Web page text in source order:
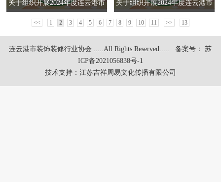
关于组织开展2024年度连云港市
装饰装修行业先进工作者的通知
关于组织开展2024年度连云港市
装饰装修行业优秀项目经理的通
知
<< 1 2 3 4 5 6 7 8 9 10 11 >> 13
连云港市装饰装修行业协会 .....All Rights Reserved.....备案号： 苏
ICP备2021056838号-1
技术支持： 江苏吉祥周易文化传播有限公司